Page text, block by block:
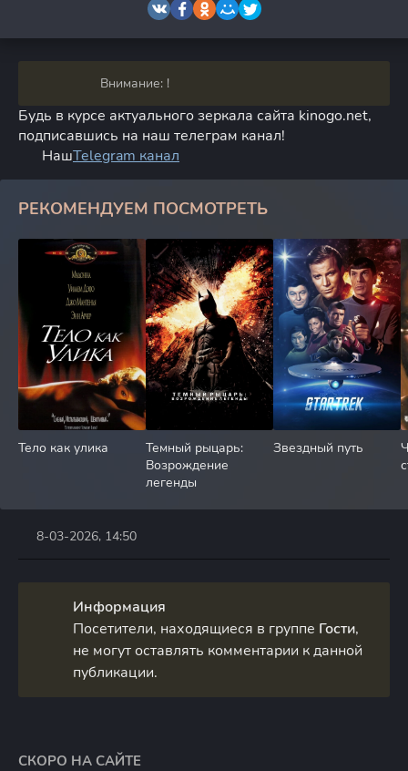
Внимание: !
Будь в курсе актуального зеркала сайта kinogo.net,
подписавшись на наш телеграм канал!
НашTelegram канал
РЕКОМЕНДУЕМ ПОСМОТРЕТЬ
Тело как улика
Темный рыцарь:
Возрождение
легенды
Звездный путь
8-03-2026, 14:50
Информация
Посетители, находящиеся в группе Гости,
не могут оставлять комментарии к данной
публикации.
СКОРО НА САЙТЕ